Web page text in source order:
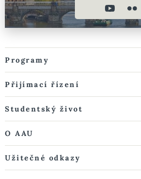
Programy
Přijímací řízení
Studentský život
O AAU
Užitečné odkazy